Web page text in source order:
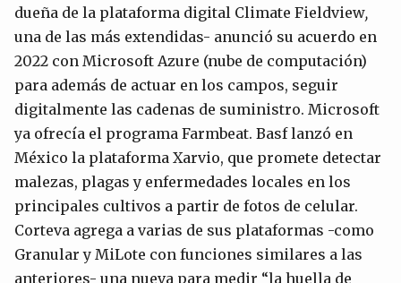
dueña de la plataforma digital Climate Fieldview,
una de las más extendidas- anunció su acuerdo en
2022 con Microsoft Azure (nube de computación)
para además de actuar en los campos, seguir
digitalmente las cadenas de suministro. Microsoft
ya ofrecía el programa Farmbeat. Basf lanzó en
México la plataforma Xarvio, que promete detectar
malezas, plagas y enfermedades locales en los
principales cultivos a partir de fotos de celular.
Corteva agrega a varias de sus plataformas -como
Granular y MiLote con funciones similares a las
anteriores- una nueva para medir “la huella de